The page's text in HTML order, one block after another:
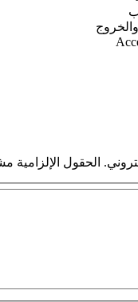
الحقول الإلزامية